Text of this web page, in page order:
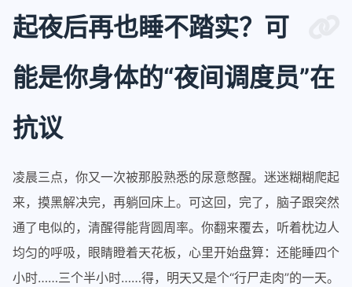
起夜后再也睡不踏实？可
能是你身体的“夜间调度员”在
抗议
凌晨三点，你又一次被那股熟悉的尿意憋醒。迷迷糊糊爬起
来，摸黑解决完，再躺回床上。可这回，完了，脑子跟突然
通了电似的，清醒得能背圆周率。你翻来覆去，听着枕边人
均匀的呼吸，眼睛瞪着天花板，心里开始盘算：还能睡四个
小时……三个半小时……得，明天又是个“行尸走肉”的一天。